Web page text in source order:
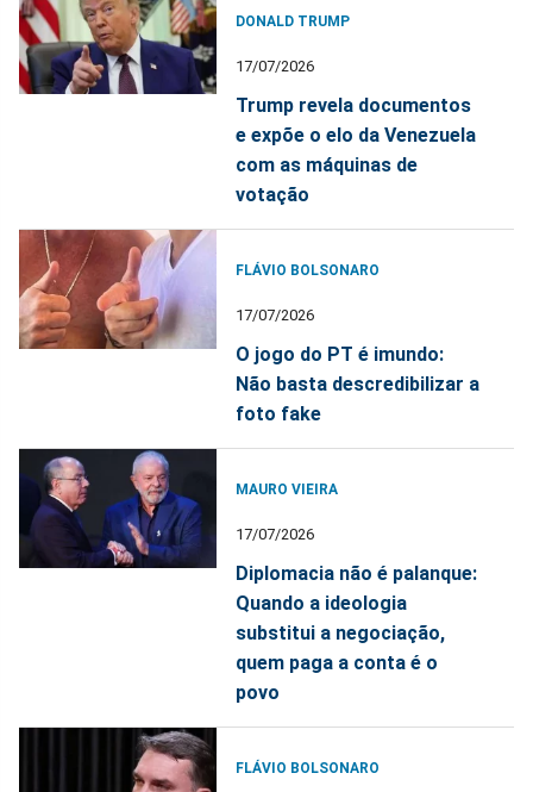
DONALD TRUMP
17/07/2026
Trump revela documentos
e expõe o elo da Venezuela
com as máquinas de
votação
FLÁVIO BOLSONARO
17/07/2026
O jogo do PT é imundo:
Não basta descredibilizar a
foto fake
MAURO VIEIRA
17/07/2026
Diplomacia não é palanque:
Quando a ideologia
substitui a negociação,
quem paga a conta é o
povo
FLÁVIO BOLSONARO